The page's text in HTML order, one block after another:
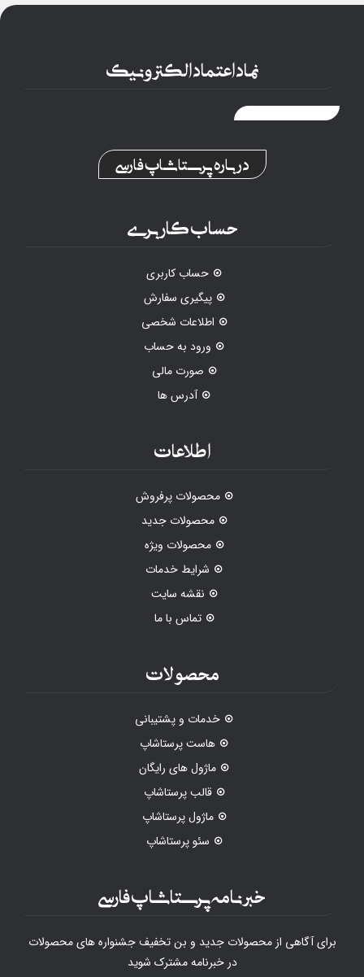
نماد اعتماد الکترونیک
درباره پرستاشاپ فارسی
حساب کاربری
حساب کاربری
پیگیری سفارش
اطلاعات شخصی
ورود به حساب
صورت مالی
آدرس ها
اطلاعات
محصولات پرفروش
محصولات جدید
محصولات ویژه
شرایط خدمات
نقشه سایت
تماس با ما
محصولات
خدمات و پشتیبانی
هاست پرستاشاپ
ماژول های رایگان
قالب پرستاشاپ
ماژول پرستاشاپ
سئو پرستاشاپ
خبرنامه پرستاشاپ فارسی
برای آگاهی از محصولات جدید و بن تخفیف جشنواره های محصولات
در خبرنامه مشترک شوید